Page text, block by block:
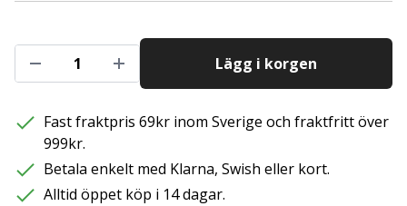
Lägg i korgen
Fast fraktpris 69kr inom Sverige och fraktfritt över
999kr.
Betala enkelt med Klarna, Swish eller kort.
Alltid öppet köp i 14 dagar.